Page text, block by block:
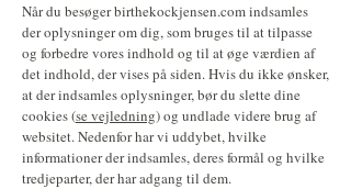
Når du besøger birthekockjensen.com indsamles
der oplysninger om dig, som bruges til at tilpasse
og forbedre vores indhold og til at øge værdien af
det indhold, der vises på siden. Hvis du ikke ønsker,
at der indsamles oplysninger, bør du slette dine
cookies (se vejledning) og undlade videre brug af
websitet. Nedenfor har vi uddybet, hvilke
informationer der indsamles, deres formål og hvilke
tredjeparter, der har adgang til dem.